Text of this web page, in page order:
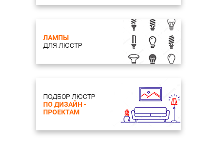
ЛАМПЫ
ДЛЯ ЛЮСТР
ПОДБОР ЛЮСТР
ПО ДИЗАЙН -
ПРОЕКТАМ